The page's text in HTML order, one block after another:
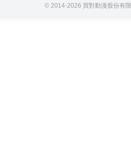
© 2014-2026 買對動漫股份有